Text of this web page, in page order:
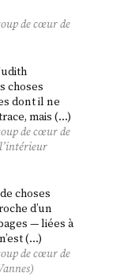
de cœur de
choses
dont il ne
mais (…)
de cœur de
choses
d’un
— liées à
(…)
de cœur de